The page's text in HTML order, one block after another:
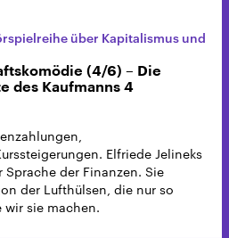
über Kapitalismus und
(4/6) – Die
des Kaufmanns 4
Elfriede Jelineks
der Finanzen. Sie
der Lufthülsen, die nur so
sie machen.